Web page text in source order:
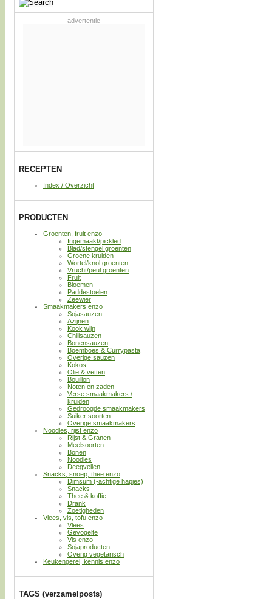
- advertentie -
RECEPTEN
Index / Overzicht
PRODUCTEN
Groenten, fruit enzo
Ingemaakt/pickled
Blad/stengel groenten
Groene kruiden
Wortel/knol groenten
Vrucht/peul groenten
Fruit
Bloemen
Paddestoelen
Zeewier
Smaakmakers enzo
Sojasauzen
Azijnen
Kook wijn
Chilisauzen
Bonensauzen
Boemboes & Currypasta
Overige sauzen
Kokos
Olie & vetten
Bouillon
Noten en zaden
Verse smaakmakers /
kruiden
Gedroogde smaakmakers
Suiker soorten
Overige smaakmakers
Noodles, rijst enzo
Rijst & Granen
Meelsoorten
Bonen
Noodles
Deegvellen
Snacks, snoep, thee enzo
Dimsum (-achtige hapjes)
Snacks
Thee & koffie
Drank
Zoetigheden
Vlees, vis, tofu enzo
Vlees
Gevogelte
Vis enzo
Sojaproducten
Overig vegetarisch
Keukengerei, kennis enzo
TAGS (verzamelposts)